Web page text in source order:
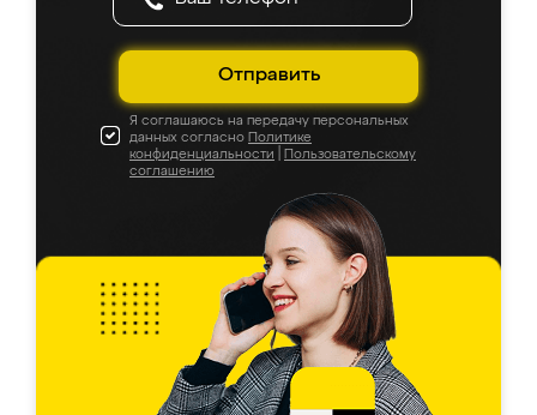
Отправить
Я соглашаюсь на передачу персональных
данных согласно Политике
конфиденциальности
Пользовательскому
соглашению